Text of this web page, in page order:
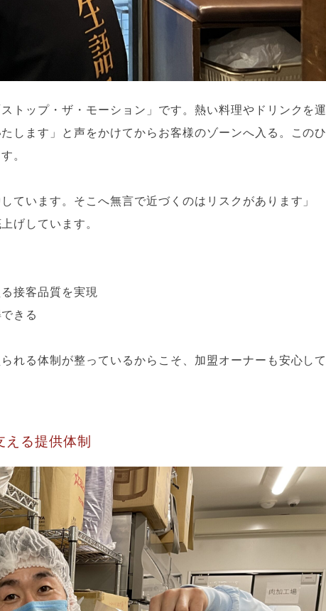
トップ・ザ・モーション」です。熱い料理やドリンクを運
します」と声をかけてからお客様のゾーンへ入る。このひ
。
ています。そこへ無言で近づくのはリスクがあります」
げしています。
接客品質を実現
きる
れる体制が整っているからこそ、加盟オーナーも安心して
る提供体制